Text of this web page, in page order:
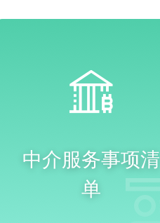
中介服务事项清
单